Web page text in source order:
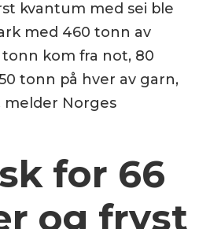
kvantum med sei ble
med 460 tonn av
kom fra not, 80
tonn på hver av garn,
melder Norges
for 66
og fryst